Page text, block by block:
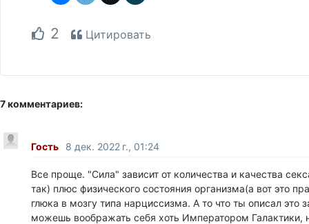
2 Цитировать
7 комментариев:
Гость 8 дек. 2022 г., 01:24
Все проще. "Сила" зависит от количества и качества
так) плюс физического состояния организма(а вот это
глюка в мозгу типа нарциссизма. А то что ты описал это
можешь воображать себя хоть Императором